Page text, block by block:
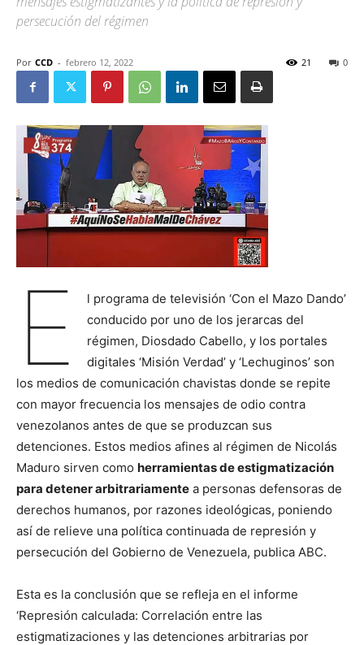
persecución del régimen
Por CCD - febrero 12, 2022 0
21
E
l programa de televisión ‘Con el Mazo Dando’
conducido por uno de los jerarcas del
régimen, Diosdado Cabello, y los portales
digitales ‘Misión Verdad’ y ‘Lechuginos’ son
los medios de comunicación chavistas donde se repite
con mayor frecuencia los mensajes de odio contra
venezolanos antes de que se produzcan sus
detenciones. Estos medios afines al régimen de Nicolás
Maduro sirven como herramientas de estigmatización
para detener arbitrariamente a personas defensoras de
derechos humanos, por razones ideológicas, poniendo
así de relieve una política continuada de represión y
persecución del Gobierno de Venezuela, publica ABC.
Esta es la conclusión que se refleja en el informe
‘Represión calculada: Correlación entre las
estigmatizaciones y las detenciones arbitrarias por